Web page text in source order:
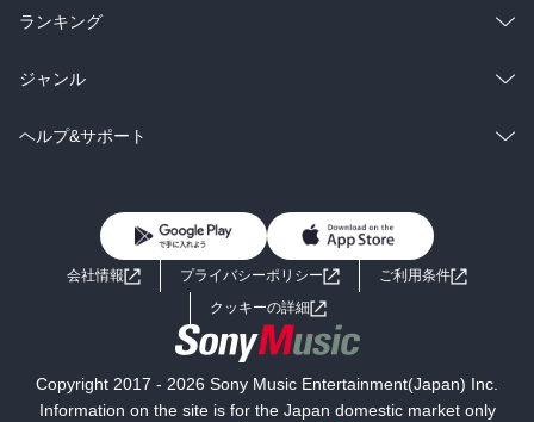
雑誌・グラビア
BL・TL
ラノベ
雑誌・グラビア
BL・TL
総合
ラノベ
雑誌・グラビア
ランキング
総合
ラノベ
ジャンル
コミック
ライトノベル 男子向けラノベ
小説
海外小説
ミステリー SF
ヘルプ&サポート
よくあるご質問 お問い合わせ
会社情報 プライバシーポリシー
ご利用条件
クッキーの詳細
Copyright 2017 - 2026 Sony Music Entertainment(Japan) Inc.
Information on the site is for the Japan domestic market only